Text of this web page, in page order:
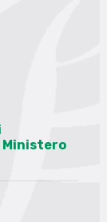
Ministero